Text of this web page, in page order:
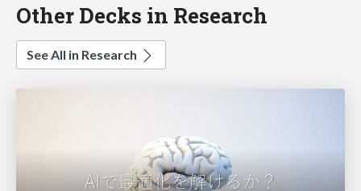
Other Decks in Research
See All in Research